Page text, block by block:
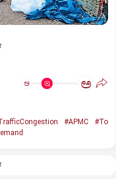
ಅ ಅ
#APMC
#To